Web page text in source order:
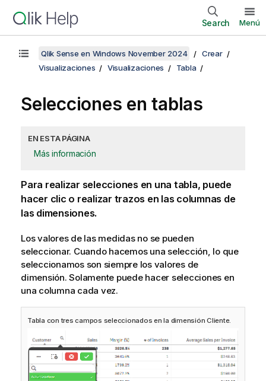
Search Menú
Qlik Sense en Windows November 2024
Crear
Visualizaciones
Visualizaciones Tabla
Selecciones en tablas
EN ESTA PÁGINA
Más información
Para realizar selecciones en una tabla, puede
hacer clic o realizar trazos en las columnas de
las dimensiones.
Los valores de las medidas no se pueden
seleccionar. Cuando hacemos una selección, lo que
seleccionamos son siempre los valores de
dimensión. Solamente puede hacer selecciones en
una columna cada vez.
Tabla con tres campos seleccionados en la dimensión Cliente.